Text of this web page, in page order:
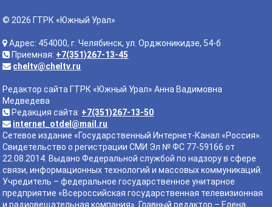
© 2026 ГТРК «Южный Урал»
Адрес: 454000, г. Челябинск, ул. Орджоникидзе, 54-б
Приемная: +7(351)267-13-45
cheltv@cheltv.ru
Редактор сайта ГТРК «Южный Урал» Анна Вадимовна
Медведева
Редакция сайта: +7(351)267-13-50
internet_otdel@mail.ru
Сетевое издание «Государственный Интернет-Канал «Россия».
Свидетельство о регистрации СМИ Эл № ФС 77-59166 от
22.08.2014. Выдано Федеральной службой по надзору в сфере
связи, информационных технологий и массовых коммуникаций.
Учредитель – федеральное государственное унитарное
предприятие «Всероссийская государственная телевизионная
и радиовещательная компания». Главный редактор – Елена